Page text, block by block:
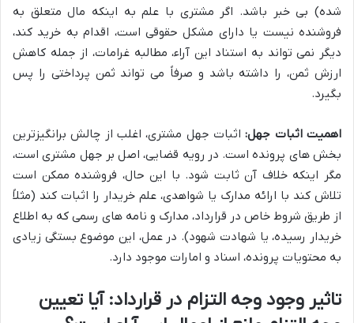
شده) بی خبر باشد. اگر مشتری با علم به اینکه مال متعلق به
فروشنده نیست یا دارای مشکل حقوقی است، اقدام به خرید کند،
دیگر نمی تواند به استناد این آراء، مطالبه غرامات، از جمله کاهش
ارزش ثمن، را داشته باشد و صرفاً می تواند ثمن پرداختی را پس
بگیرد.
اهمیت اثبات جهل:اثبات جهل مشتری، اغلب از چالش برانگیزترین
بخش های پرونده است. در رویه قضایی، اصل بر جهل مشتری است،
مگر اینکه خلاف آن ثابت شود. با این حال، فروشنده ممکن است
تلاش کند با ارائه مدارک یا شواهدی، علم خریدار را اثبات کند (مثلاً
از طریق شروط خاص در قرارداد، مدارک و نامه های رسمی که به اطلاع
خریدار رسیده، یا شهادت شهود). در عمل، این موضوع بستگی زیادی
به محتویات پرونده، اسناد و امارات موجود دارد.
تاثیر وجود وجه التزام در قرارداد: آیا تعیین